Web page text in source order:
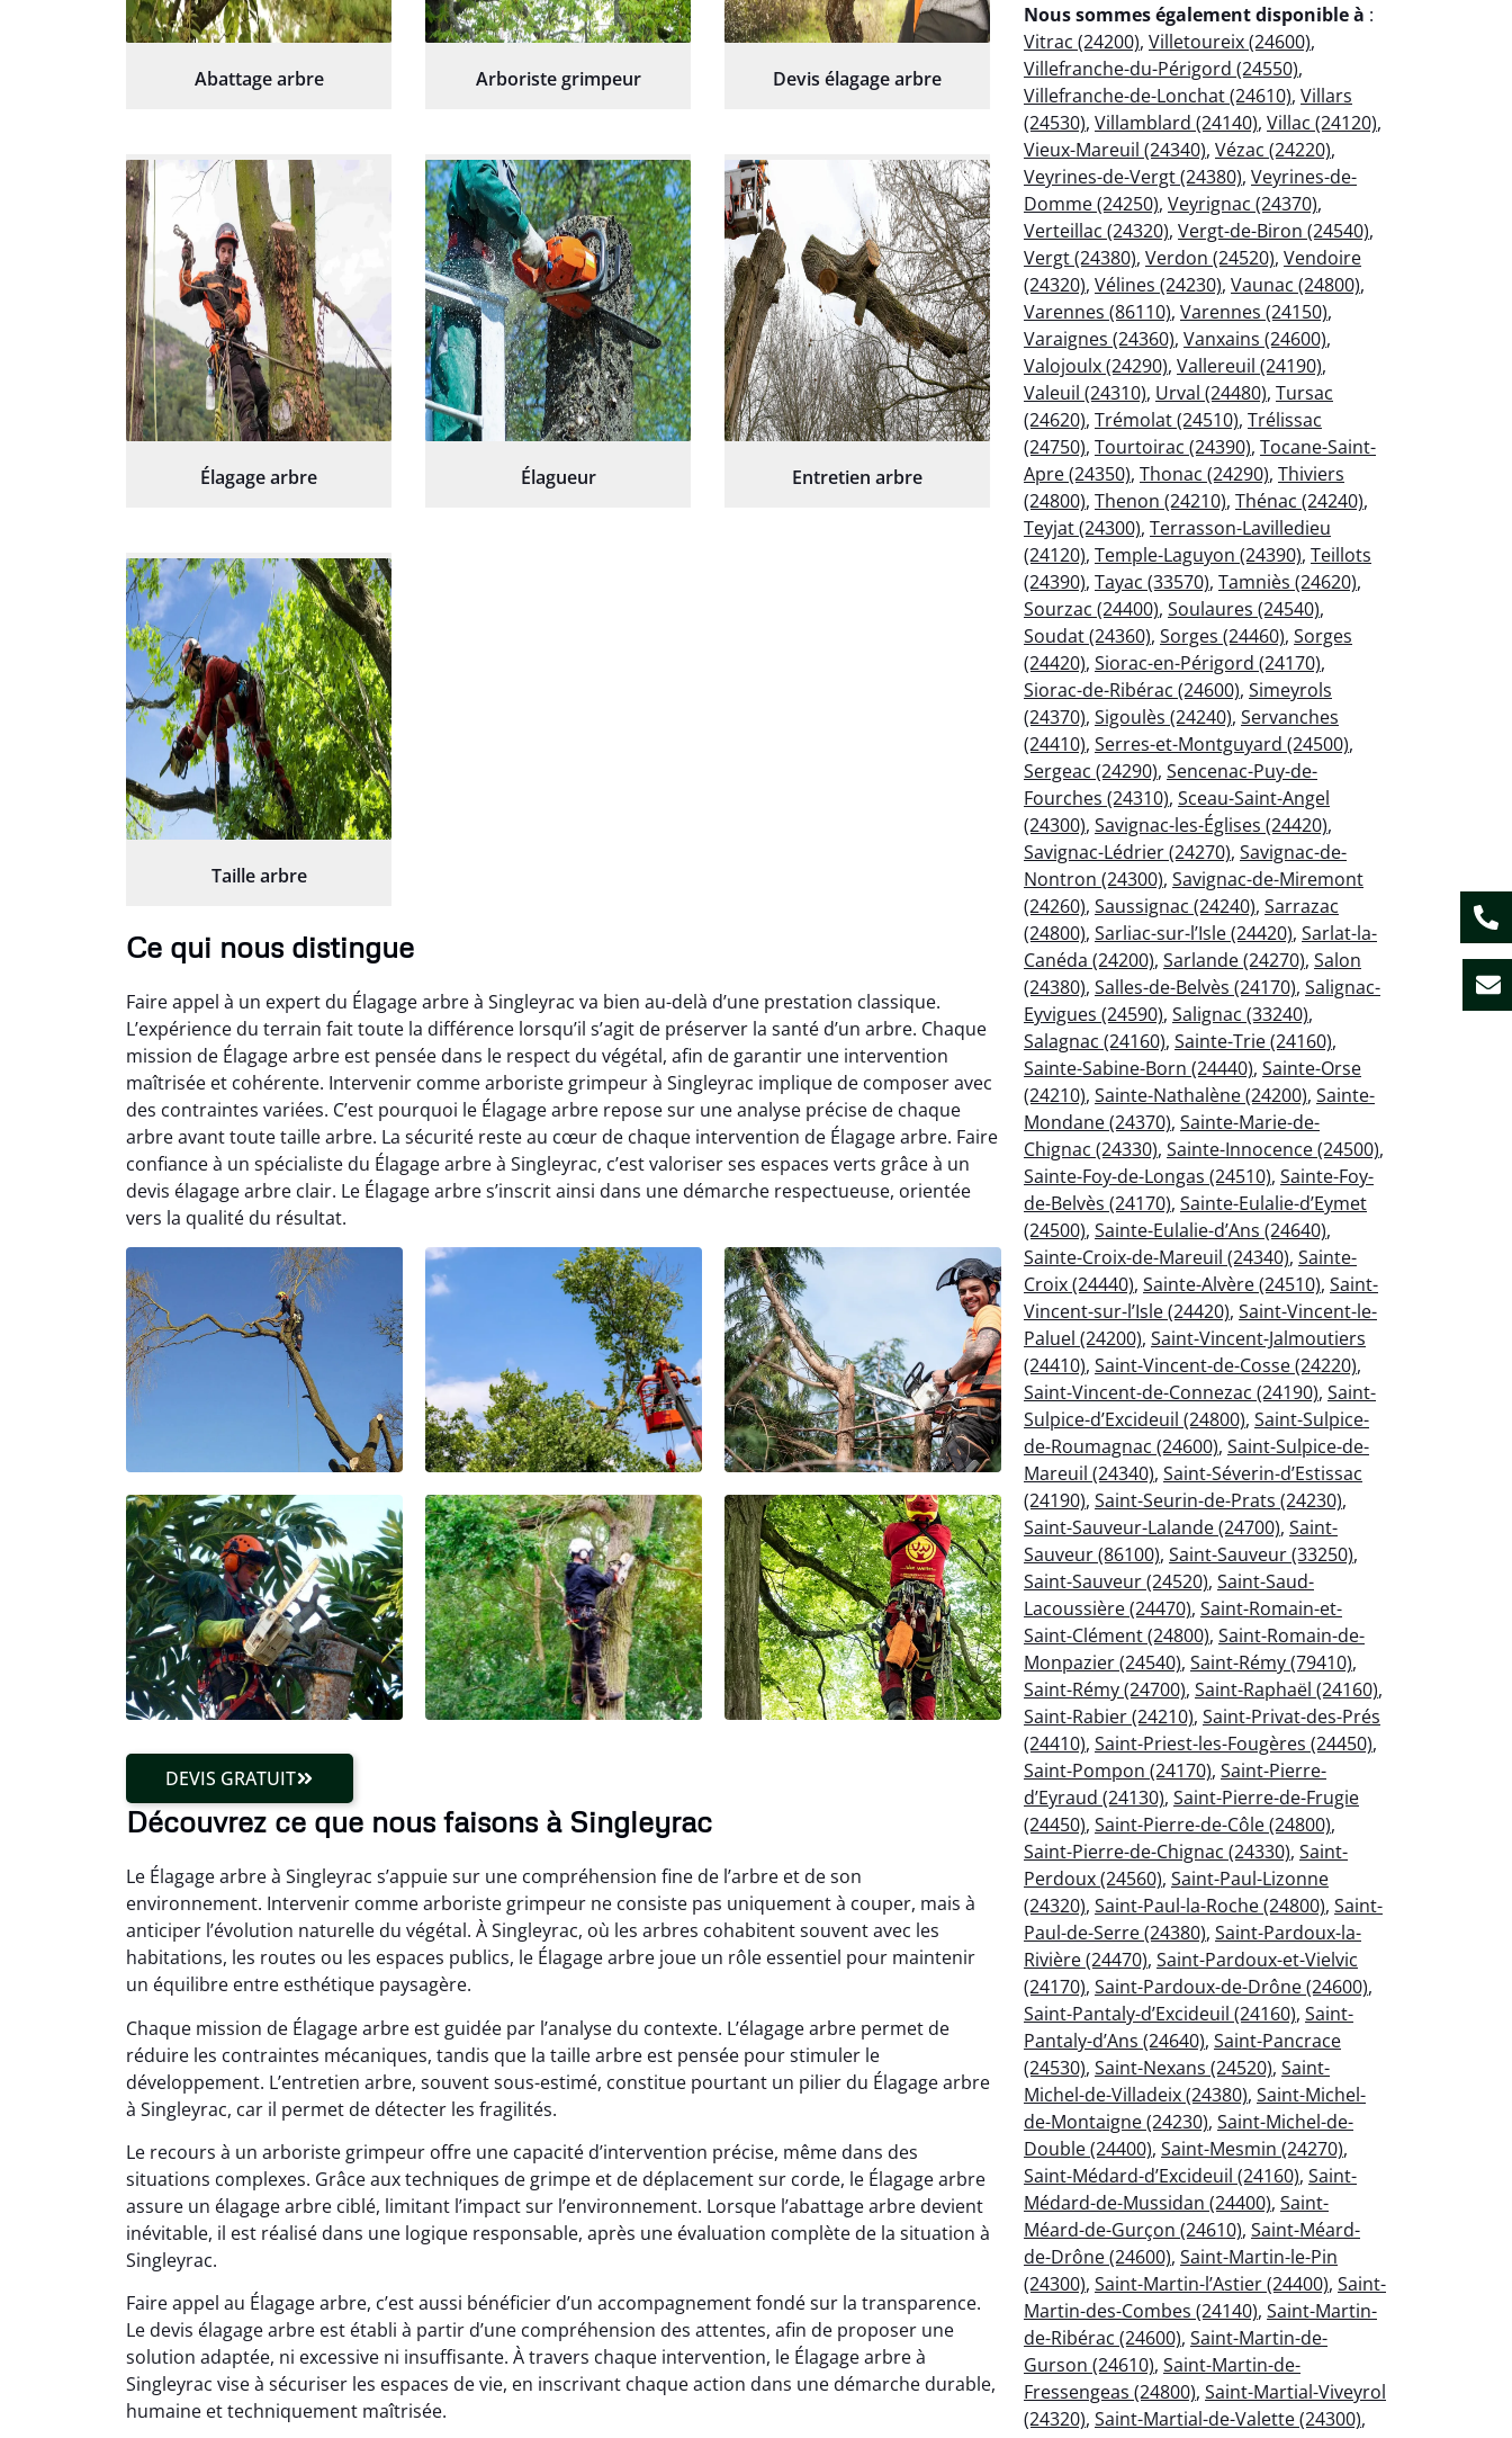
Abattage arbre Arboriste grimpeur Devis élagage arbre
Élagage arbre Élagueur Entretien arbre
Taille arbre
Ce qui nous distingue
Faire appel à un expert du Élagage arbre à Singleyrac va bien au-delà d’une prestation classique.
L’expérience du terrain fait toute la différence lorsqu’il s’agit de préserver la santé d’un arbre. Chaque
mission de Élagage arbre est pensée dans le respect du végétal, afin de garantir une intervention
maîtrisée et cohérente. Intervenir comme arboriste grimpeur à Singleyrac implique de composer avec
des contraintes variées. C’est pourquoi le Élagage arbre repose sur une analyse précise de chaque
arbre avant toute taille arbre. La sécurité reste au cœur de chaque intervention de Élagage arbre. Faire
confiance à un spécialiste du Élagage arbre à Singleyrac, c’est valoriser ses espaces verts grâce à un
devis élagage arbre clair. Le Élagage arbre s’inscrit ainsi dans une démarche respectueuse, orientée
vers la qualité du résultat.
DEVIS GRATUIT
Découvrez ce que nous faisons à Singleyrac
Le Élagage arbre à Singleyrac s’appuie sur une compréhension fine de l’arbre et de son
environnement. Intervenir comme arboriste grimpeur ne consiste pas uniquement à couper, mais à
anticiper l’évolution naturelle du végétal. À Singleyrac, où les arbres cohabitent souvent avec les
habitations, les routes ou les espaces publics, le Élagage arbre joue un rôle essentiel pour maintenir
un équilibre entre esthétique paysagère.
Chaque mission de Élagage arbre est guidée par l’analyse du contexte. L’élagage arbre permet de
réduire les contraintes mécaniques, tandis que la taille arbre est pensée pour stimuler le
développement. L’entretien arbre, souvent sous-estimé, constitue pourtant un pilier du Élagage arbre
à Singleyrac, car il permet de détecter les fragilités.
Le recours à un arboriste grimpeur offre une capacité d’intervention précise, même dans des
situations complexes. Grâce aux techniques de grimpe et de déplacement sur corde, le Élagage arbre
assure un élagage arbre ciblé, limitant l’impact sur l’environnement. Lorsque l’abattage arbre devient
inévitable, il est réalisé dans une logique responsable, après une évaluation complète de la situation à
Singleyrac.
Faire appel au Élagage arbre, c’est aussi bénéficier d’un accompagnement fondé sur la transparence.
Le devis élagage arbre est établi à partir d’une compréhension des attentes, afin de proposer une
solution adaptée, ni excessive ni insuffisante. À travers chaque intervention, le Élagage arbre à
Singleyrac vise à sécuriser les espaces de vie, en inscrivant chaque action dans une démarche durable,
humaine et techniquement maîtrisée.
Nous sommes également disponible à :
Vitrac (24200), Villetoureix (24600),
Villefranche-du-Périgord (24550),
Villefranche-de-Lonchat (24610), Villars
(24530), Villamblard (24140), Villac (24120),
Vieux-Mareuil (24340), Vézac (24220),
Veyrines-de-Vergt (24380), Veyrines-de-
Domme (24250), Veyrignac (24370),
Verteillac (24320), Vergt-de-Biron (24540),
Vergt (24380), Verdon (24520), Vendoire
(24320), Vélines (24230), Vaunac (24800),
Varennes (86110), Varennes (24150),
Varaignes (24360), Vanxains (24600),
Valojoulx (24290), Vallereuil (24190),
Valeuil (24310), Urval (24480), Tursac
(24620), Trémolat (24510), Trélissac
(24750), Tourtoirac (24390), Tocane-Saint-
Apre (24350), Thonac (24290), Thiviers
(24800), Thenon (24210), Thénac (24240),
Teyjat (24300), Terrasson-Lavilledieu
(24120), Temple-Laguyon (24390), Teillots
(24390), Tayac (33570), Tamniès (24620),
Sourzac (24400), Soulaures (24540),
Soudat (24360), Sorges (24460), Sorges
(24420), Siorac-en-Périgord (24170),
Siorac-de-Ribérac (24600), Simeyrols
(24370), Sigoulès (24240), Servanches
(24410), Serres-et-Montguyard (24500),
Sergeac (24290), Sencenac-Puy-de-
Fourches (24310), Sceau-Saint-Angel
(24300), Savignac-les-Églises (24420),
Savignac-Lédrier (24270), Savignac-de-
Nontron (24300), Savignac-de-Miremont
(24260), Saussignac (24240), Sarrazac
(24800), Sarliac-sur-l’Isle (24420), Sarlat-la-
Canéda (24200), Sarlande (24270), Salon
(24380), Salles-de-Belvès (24170), Salignac-
Eyvigues (24590), Salignac (33240),
Salagnac (24160), Sainte-Trie (24160),
Sainte-Sabine-Born (24440), Sainte-Orse
(24210), Sainte-Nathalène (24200), Sainte-
Mondane (24370), Sainte-Marie-de-
Chignac (24330), Sainte-Innocence (24500),
Sainte-Foy-de-Longas (24510), Sainte-Foy-
de-Belvès (24170), Sainte-Eulalie-d’Eymet
(24500), Sainte-Eulalie-d’Ans (24640),
Sainte-Croix-de-Mareuil (24340), Sainte-
Croix (24440), Sainte-Alvère (24510), Saint-
Vincent-sur-l’Isle (24420), Saint-Vincent-le-
Paluel (24200), Saint-Vincent-Jalmoutiers
(24410), Saint-Vincent-de-Cosse (24220),
Saint-Vincent-de-Connezac (24190), Saint-
Sulpice-d’Excideuil (24800), Saint-Sulpice-
de-Roumagnac (24600), Saint-Sulpice-de-
Mareuil (24340), Saint-Séverin-d’Estissac
(24190), Saint-Seurin-de-Prats (24230),
Saint-Sauveur-Lalande (24700), Saint-
Sauveur (86100), Saint-Sauveur (33250),
Saint-Sauveur (24520), Saint-Saud-
Lacoussière (24470), Saint-Romain-et-
Saint-Clément (24800), Saint-Romain-de-
Monpazier (24540), Saint-Rémy (79410),
Saint-Rémy (24700), Saint-Raphaël (24160),
Saint-Rabier (24210), Saint-Privat-des-Prés
(24410), Saint-Priest-les-Fougères (24450),
Saint-Pompon (24170), Saint-Pierre-
d’Eyraud (24130), Saint-Pierre-de-Frugie
(24450), Saint-Pierre-de-Côle (24800),
Saint-Pierre-de-Chignac (24330), Saint-
Perdoux (24560), Saint-Paul-Lizonne
(24320), Saint-Paul-la-Roche (24800), Saint-
Paul-de-Serre (24380), Saint-Pardoux-la-
Rivière (24470), Saint-Pardoux-et-Vielvic
(24170), Saint-Pardoux-de-Drône (24600),
Saint-Pantaly-d’Excideuil (24160), Saint-
Pantaly-d’Ans (24640), Saint-Pancrace
(24530), Saint-Nexans (24520), Saint-
Michel-de-Villadeix (24380), Saint-Michel-
de-Montaigne (24230), Saint-Michel-de-
Double (24400), Saint-Mesmin (24270),
Saint-Médard-d’Excideuil (24160), Saint-
Médard-de-Mussidan (24400), Saint-
Méard-de-Gurçon (24610), Saint-Méard-
de-Drône (24600), Saint-Martin-le-Pin
(24300), Saint-Martin-l’Astier (24400), Saint-
Martin-des-Combes (24140), Saint-Martin-
de-Ribérac (24600), Saint-Martin-de-
Gurson (24610), Saint-Martin-de-
Fressengeas (24800), Saint-Martial-Viveyrol
(24320), Saint-Martial-de-Valette (24300),